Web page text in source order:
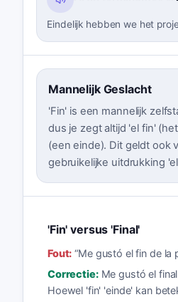
Eindelijk hebben we het
Mannelijk Geslacht
'Fin' is een mannelijk
dus je zegt altijd 'el fin'
(een einde). Dit geldt ook
gebruikelijke uitdrukking
'Fin' versus 'Final'
Fout: “Me gustó el fin de la
Correctie: Me gustó el
Hoewel 'fin' 'einde' kan